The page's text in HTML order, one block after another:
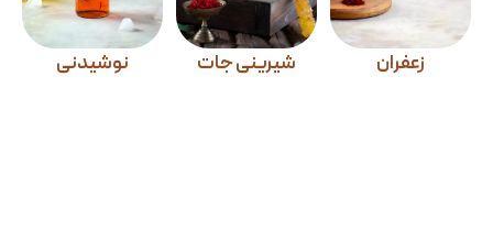
زعفران شیرینی جات نوشیدنی